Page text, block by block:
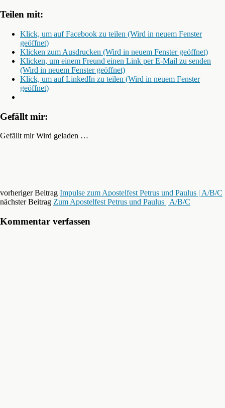
Teilen mit:
Klick, um auf Facebook zu teilen (Wird in neuem Fenster
geöffnet)
Klicken zum Ausdrucken (Wird in neuem Fenster geöffnet)
Klicken, um einem Freund einen Link per E-Mail zu senden
(Wird in neuem Fenster geöffnet)
Klick, um auf LinkedIn zu teilen (Wird in neuem Fenster
geöffnet)
Gefällt mir:
Gefällt mir Wird geladen …
vorheriger Beitrag Impulse zum Apostelfest Petrus und Paulus | A/B/C
nächster Beitrag Zum Apostelfest Petrus und Paulus | A/B/C
Kommentar verfassen